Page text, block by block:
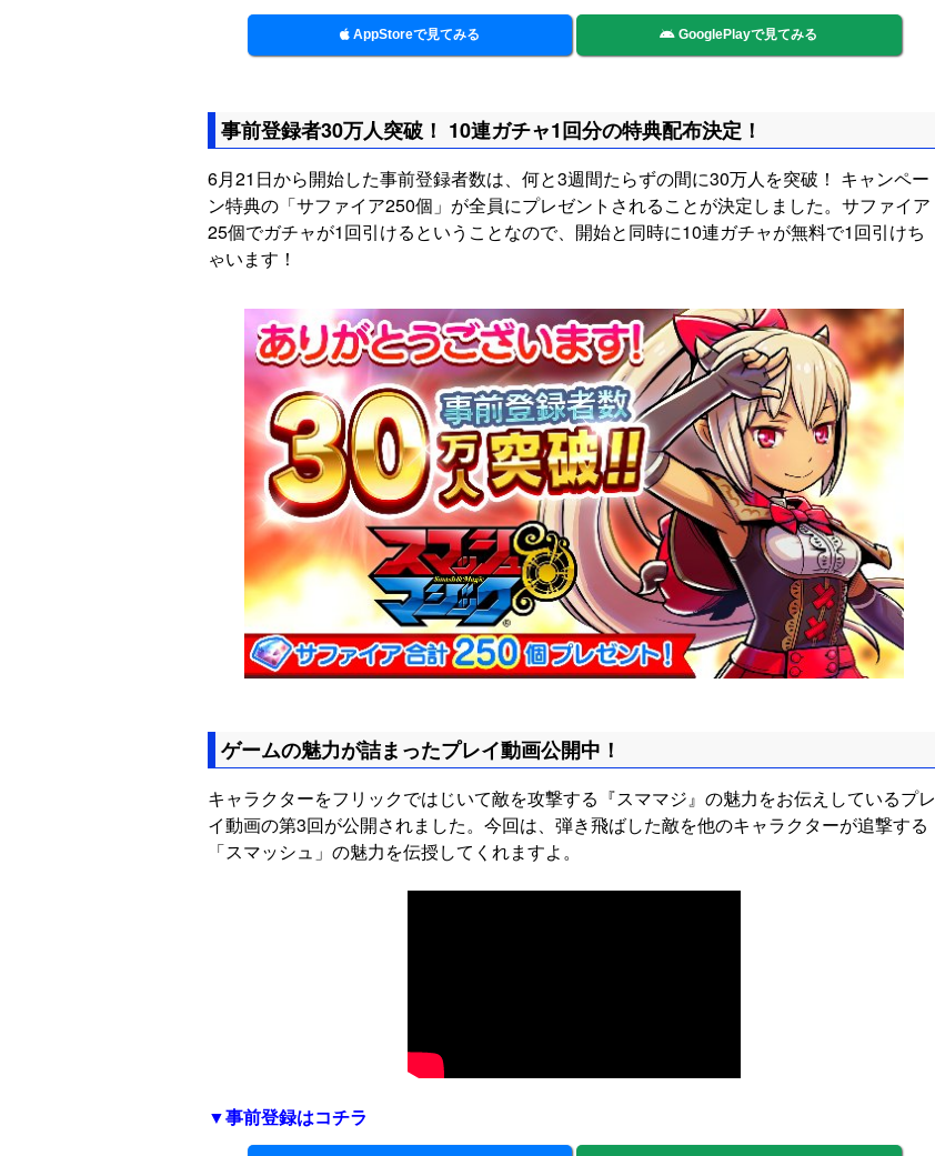
AppStoreで見てみる GooglePlayで見てみる
事前登録者30万人突破！ 10連ガチャ1回分の特典配布決定！
6月21日から開始した事前登録者数は、何と3週間たらずの間に30万人を突破！ キャンペー
ン特典の「サファイア250個」が全員にプレゼントされることが決定しました。サファイア
25個でガチャが1回引けるということなので、開始と同時に10連ガチャが無料で1回引けち
ゃいます！
ゲームの魅力が詰まったプレイ動画公開中！
キャラクターをフリックではじいて敵を攻撃する『スママジ』の魅力をお伝えしているプレ
イ動画の第3回が公開されました。今回は、弾き飛ばした敵を他のキャラクターが追撃する
「スマッシュ」の魅力を伝授してくれますよ。
▼事前登録はコチラ